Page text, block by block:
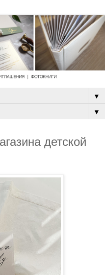
▼
▼
детской